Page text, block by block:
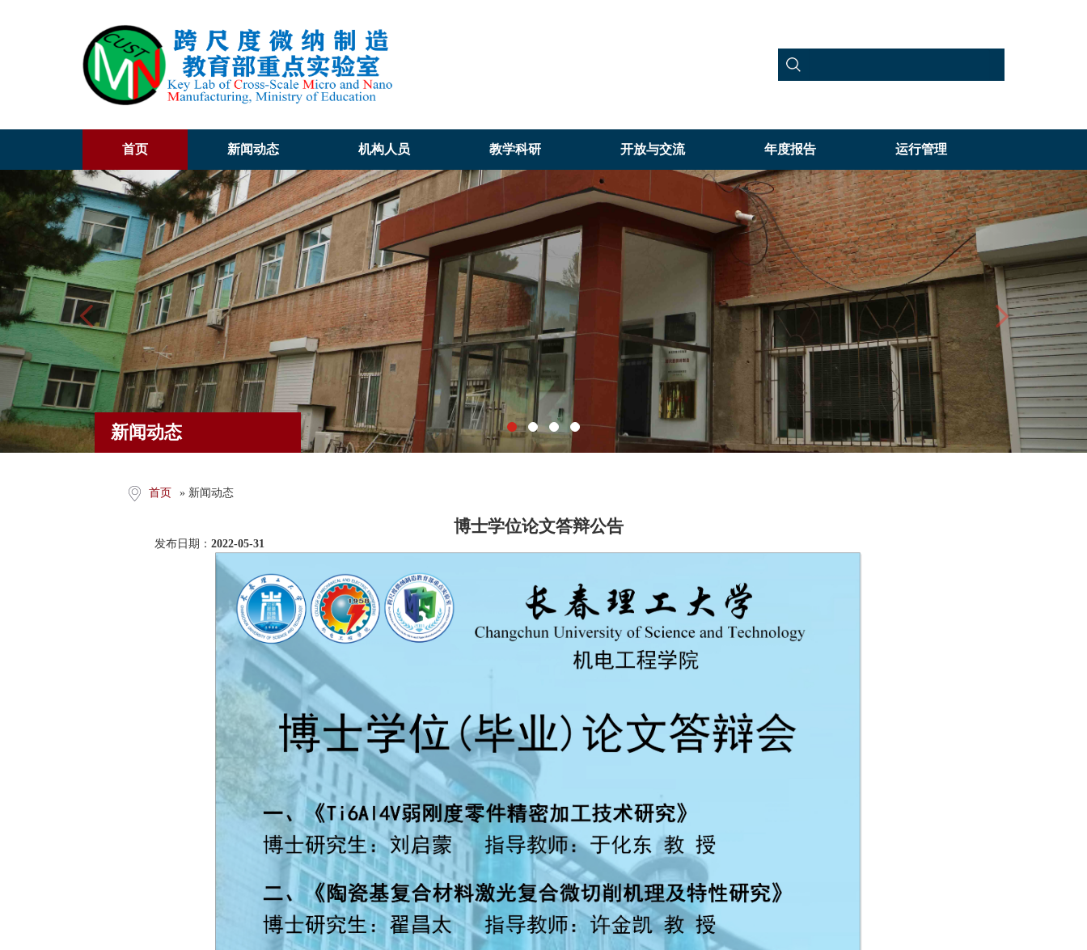
首页 新闻动态 机构人员 教学科研 开放与交流 年度报告 运行管理
Previous Next
新闻动态
首页 » 新闻动态
博士学位论文答辩公告
发布日期： 2022-05-31